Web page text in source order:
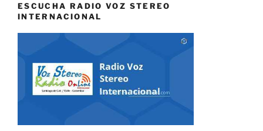
ESCUCHA RADIO VOZ STEREO
INTERNACIONAL